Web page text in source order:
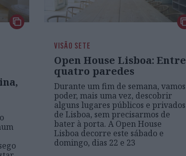
VISÃO SETE
Open House Lisboa: Entre
quatro paredes
Durante um fim de semana, vamos
poder, mais uma vez, descobrir
alguns lugares públicos e privados
de Lisboa, sem precisarmos de
bater à porta. A Open House
Lisboa decorre este sábado e
domingo, dias 22 e 23